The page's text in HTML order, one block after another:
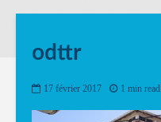
odttr
17 février 2017 1 min read